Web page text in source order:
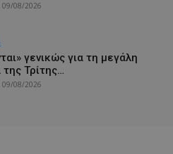
09/08/2026
γενικώς για τη μεγάλη
της Τρίτης…
09/08/2026